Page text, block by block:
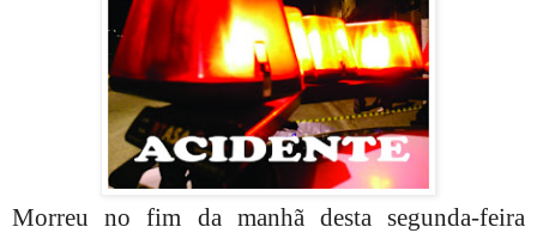
Morreu no fim da manhã desta segunda-feira